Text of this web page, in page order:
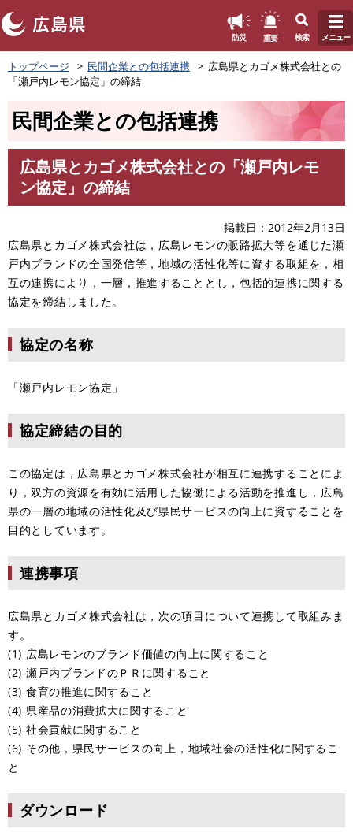
ペ
ー
防災 重要 検索 メニュー
トップページ 民間企業との包括連携
広島県とカゴメ株式会社との
「瀬戸内レモン協定」の締結
民間企業との包括連携
広島県とカゴメ株式会社との「瀬戸内レモ
ン協定」の締結
掲載日
2012年2月13日
広島県とカゴメ株式会社は，広島レモンの販路拡大等を通じた瀬
戸内ブランドの全国発信等，地域の活性化等に資する取組を，相
互の連携により，一層，推進することとし，包括的連携に関する
協定を締結しました。
協定の名称
「瀬戸内レモン協定」
協定締結の目的
この協定は，広島県とカゴメ株式会社が相互に連携することによ
り，双方の資源を有効に活用した協働による活動を推進し，広島
県の一層の地域の活性化及び県民サービスの向上に資することを
目的としています。
連携事項
広島県とカゴメ株式会社は，次の項目について連携して取組みま
す。
(1) 広島レモンのブランド価値の向上に関すること
(2) 瀬戸内ブランドのＰＲに関すること
(3) 食育の推進に関すること
(4) 県産品の消費拡大に関すること
(5) 社会貢献に関すること
(6) その他，県民サービスの向上，地域社会の活性化に関するこ
と
ダウンロード